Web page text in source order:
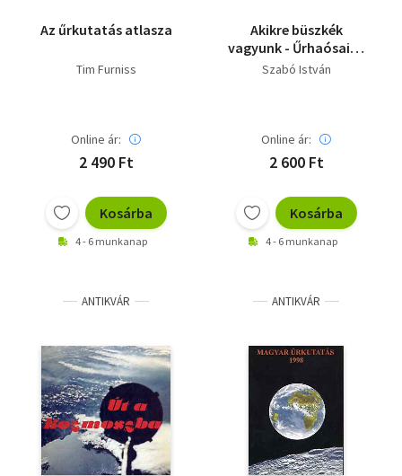
Az űrkutatás atlasza
Tim Furniss
Online ár:
2 490 Ft
Kosárba
4 - 6 munkanap
Akikre büszkék
vagyunk - Űrhaósaink
MHSZ programja 1980-
Szabó István
Online ár:
2 600 Ft
Kosárba
4 - 6 munkanap
ANTIKVÁR ANTIKVÁR